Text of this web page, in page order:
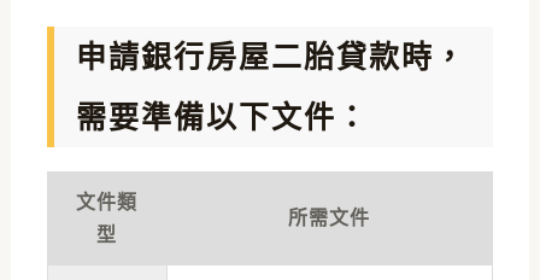
申請銀行房屋二胎貸款時，
需要準備以下文件：
文件類
型
所需文件